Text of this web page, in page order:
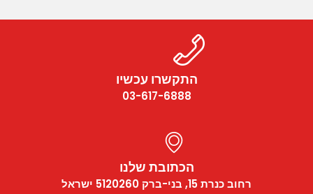
התקשרו עכשיו
03-617-6888
הכתובת שלנו
רחוב כנרת 15, בני-ברק 5120260 ישראל